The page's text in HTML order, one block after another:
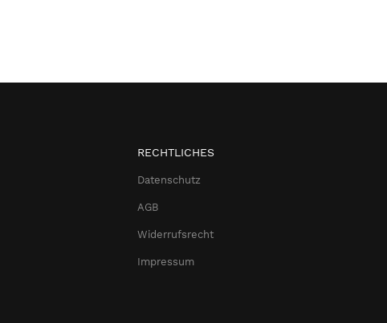
RECHTLICHES
Datenschutz
AGB
Widerrufsrecht
Impressum